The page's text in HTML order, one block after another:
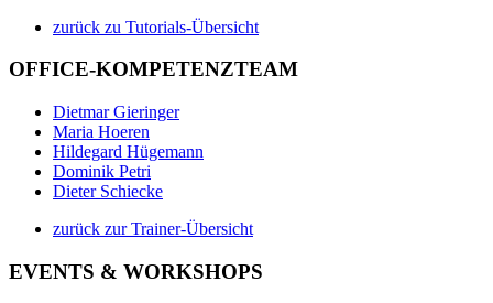
zurück zu Tutorials-Übersicht
OFFICE-KOMPETENZTEAM
Dietmar Gieringer
Maria Hoeren
Hildegard Hügemann
Dominik Petri
Dieter Schiecke
zurück zur Trainer-Übersicht
EVENTS & WORKSHOPS